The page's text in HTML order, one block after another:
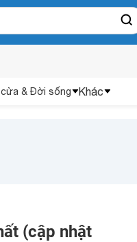
cửa & Đời sống Khác
(cập nhật